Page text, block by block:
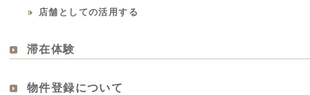
店舗としての活用する
滞在体験
物件登録について